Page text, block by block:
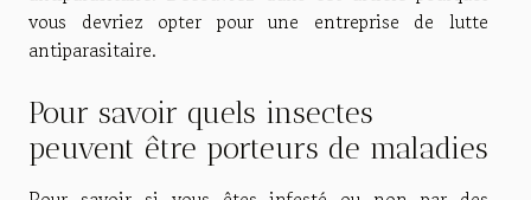
vous devriez opter pour une entreprise de lutte
antiparasitaire.
Pour savoir quels insectes
peuvent être porteurs de maladies